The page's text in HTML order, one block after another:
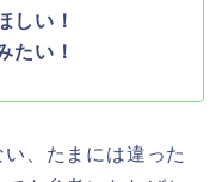
しい！
たい！
、たまには違った